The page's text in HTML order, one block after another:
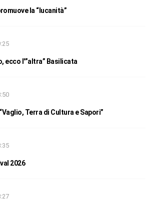
la “lucanità”
ecco l'”altra” Basilicata
Terra di Cultura e Sapori”
2026